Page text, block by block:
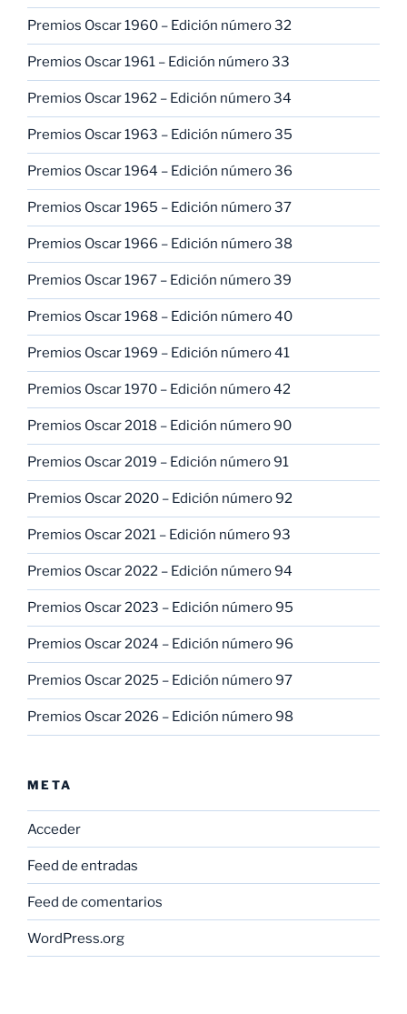
Premios Oscar 1960 – Edición número 32
Premios Oscar 1961 – Edición número 33
Premios Oscar 1962 – Edición número 34
Premios Oscar 1963 – Edición número 35
Premios Oscar 1964 – Edición número 36
Premios Oscar 1965 – Edición número 37
Premios Oscar 1966 – Edición número 38
Premios Oscar 1967 – Edición número 39
Premios Oscar 1968 – Edición número 40
Premios Oscar 1969 – Edición número 41
Premios Oscar 1970 – Edición número 42
Premios Oscar 2018 – Edición número 90
Premios Oscar 2019 – Edición número 91
Premios Oscar 2020 – Edición número 92
Premios Oscar 2021 – Edición número 93
Premios Oscar 2022 – Edición número 94
Premios Oscar 2023 – Edición número 95
Premios Oscar 2024 – Edición número 96
Premios Oscar 2025 – Edición número 97
Premios Oscar 2026 – Edición número 98
META
Acceder
Feed de entradas
Feed de comentarios
WordPress.org